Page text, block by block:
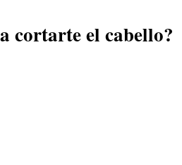
cortarte el cabello?